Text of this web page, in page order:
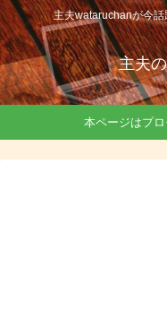
主夫wataruchanが今
主夫
本ページはプ